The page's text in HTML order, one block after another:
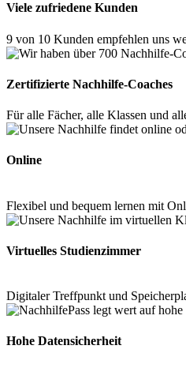
Viele zufriedene Kunden
9 von 10 Kunden empfehlen uns
Zertifizierte Nachhilfe-Coaches
Für alle Fächer, alle Klassen und
Online
Flexibel und bequem lernen mit
Virtuelles Studienzimmer
Digitaler Treffpunkt und
Hohe Datensicherheit